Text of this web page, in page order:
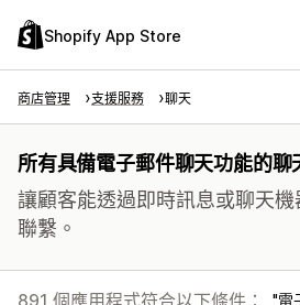
Shopify App Store
商店管理 支援服務 聊天
所有具備電子郵件聊天功能的
讓顧客能透過即時訊息或聊天
聯繫。
891 個應用程式符合以下條件： 電